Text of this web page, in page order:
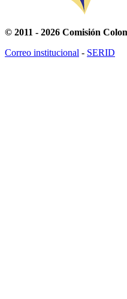
© 2011 - 2026 Comisión
Correo institucional - SERID